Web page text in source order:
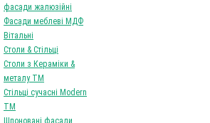
фасади жалюзійні
Фасади меблеві МДФ
Вітальні
Столи & Стільці
Столи з Кераміки &
металу TM
Стільці сучасні Modern
TM
Шпоновані фасади